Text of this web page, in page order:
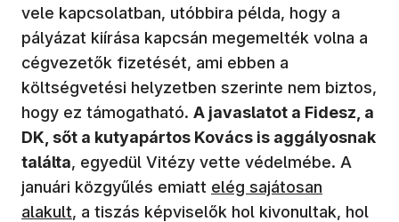
vele kapcsolatban, utóbbira példa, hogy a
pályázat kiírása kapcsán megemelték volna a
cégvezetők fizetését, ami ebben a
költségvetési helyzetben szerinte nem biztos,
hogy ez támogatható. A javaslatot a Fidesz, a
DK, sőt a kutyapártos Kovács is aggályosnak
találta, egyedül Vitézy vette védelmébe. A
januári közgyűlés emiatt elég sajátosan
alakult, a tiszás képviselők hol kivonultak, hol